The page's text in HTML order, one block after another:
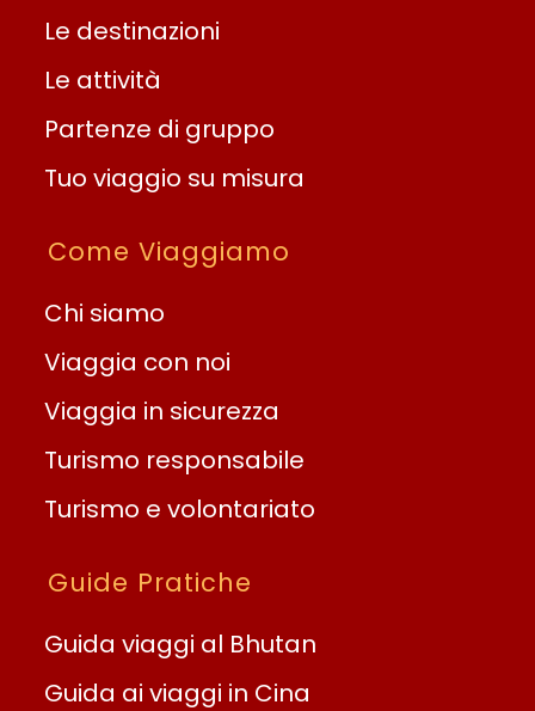
Le destinazioni
Le attività
Partenze di gruppo
Tuo viaggio su misura
Come Viaggiamo
Chi siamo
Viaggia con noi
Viaggia in sicurezza
Turismo responsabile
Turismo e volontariato
Guide Pratiche
Guida viaggi al Bhutan
Guida ai viaggi in Cina